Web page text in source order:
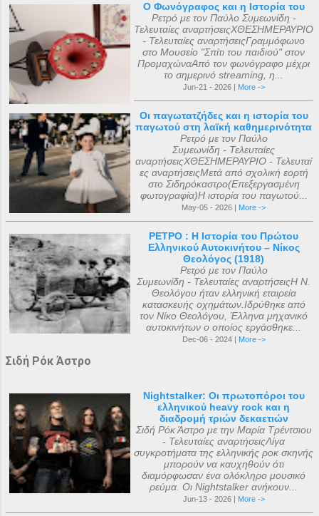
Ο Φωνόγραφος και η Ιστορία του
Ρετρό με τον Παύλο Συμεωνίδη -
Τελευταίες αναρτήσειςΧΘΕΣΗΜΕΡΑΥΡΙΟ
- Τελευταίες αναρτήσειςΓραμμόφωνο
στο Μουσείο "Σπίτι του παιδιού" στον
ΠρομαχώναΑπό τον φωνόγραφο μέχρι
το σημερινό streaming, η...
Jun-21 - 2026 | More ->
Οι παγωτατζήδες και η ιστορία του
παγωτού στη λαϊκή καθημερινότητα
Ρετρό με τον Παύλο
Συμεωνίδη - Τελευταίες
αναρτήσειςΧΘΕΣΗΜΕΡΑΥΡΙΟ - Τελευταί
ες αναρτήσειςΜετά από σχολική εορτή
στο Σιδηρόκαστρο(Επεξεργασμένη
φωτογραφία)Η ιστορία του παγωτού...
May-05 - 2026 | More ->
ΡΕΤΡΟ : Η Ιστορία του Πρώτου
Ελληνικού Αυτοκινήτου – Νίκος
Θεολόγος (1918)
Ρετρό με τον Παύλο
Συμεωνίδη - Τελευταίες αναρτήσειςΗ Ν.
Θεολόγου ήταν ελληνική εταιρεία
κατασκευής οχημάτων.Ιδρύθηκε από
τον Νίκο Θεολόγου, Έλληνα μηχανικό
αυτοκινήτων ο οποίος εργάσθηκε...
Dec-06 - 2024 | More ->
Σιδή Ρόκ Άστρο
Nightstalker: Οι πρωτοπόροι του
ελληνικού heavy rock και η
διαδρομή τριών δεκαετιών
Σιδή Ρόκ Άστρο με την Μαρία Τρέντσιου
- Τελευταίες αναρτήσειςΛίγα
συγκροτήματα της ελληνικής ροκ σκηνής
μπορούν να καυχηθούν ότι
διαμόρφωσαν ένα ολόκληρο μουσικό
ρεύμα. Οι Nightstalker ανήκουν...
Jun-13 - 2026 | More ->